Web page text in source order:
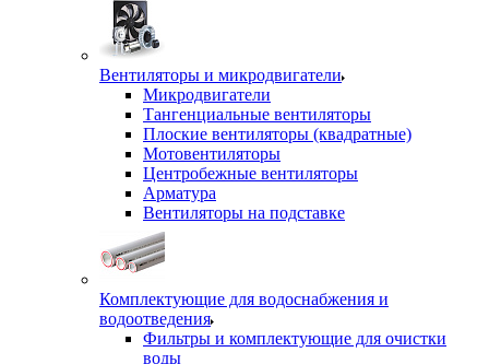
Вентиляторы и микродвигатели
Микродвигатели
Тангенциальные вентиляторы
Плоские вентиляторы (квадратные)
Мотовентиляторы
Центробежные вентиляторы
Арматура
Вентиляторы на подставке
Комплектующие для водоснабжения и
водоотведения
Фильтры и комплектующие для очистки
воды